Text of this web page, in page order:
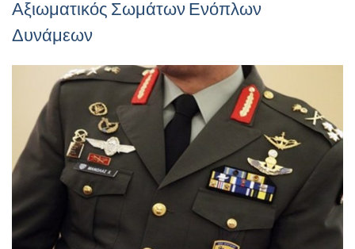
Αξιωματικός Σωμάτων Ενόπλων
Δυνάμεων